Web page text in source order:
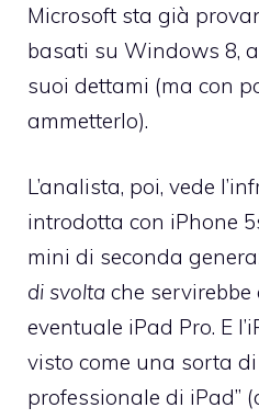
Microsoft sta già
basati su Windows 8,
suoi dettami (ma con
ammetterlo).
L’analista, poi, vede
introdotta con iPhone
mini di seconda
di svolta che
eventuale iPad Pro. E
visto come una sorta di
professionale di iPad”